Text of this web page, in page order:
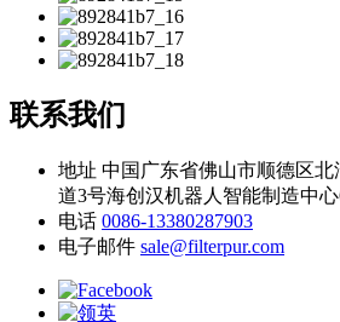
联系我们
地址 中国广东省佛山市顺德区
道3号海创汉机器人智能制造中
电话 0086-13380287903
电子邮件 sale@filterpur.com